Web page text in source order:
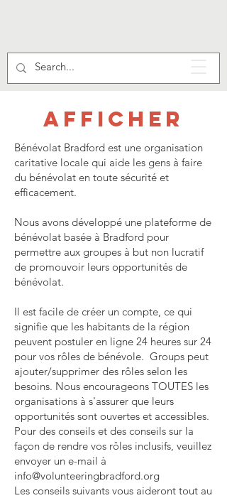
AFFICHER
Bénévolat Bradford est une organisation
caritative locale qui aide les gens à faire
du bénévolat en toute sécurité et
efficacement.
Nous avons développé une plateforme de
bénévolat basée à Bradford pour
permettre aux groupes à but non lucratif
de promouvoir leurs opportunités de
bénévolat.
Il est facile de créer un compte, ce qui
signifie que les habitants de la région
peuvent postuler en ligne 24 heures sur 24
pour vos rôles de bénévole. Groups peut
ajouter/supprimer des rôles selon les
besoins. Nous encourageons TOUTES les
organisations à s'assurer que leurs
opportunités sont ouvertes et accessibles.
Pour des conseils et des conseils sur la
façon de rendre vos rôles inclusifs, veuillez
envoyer un e-mail à
info@volunteeringbradford.org
Les conseils suivants vous aideront tout au